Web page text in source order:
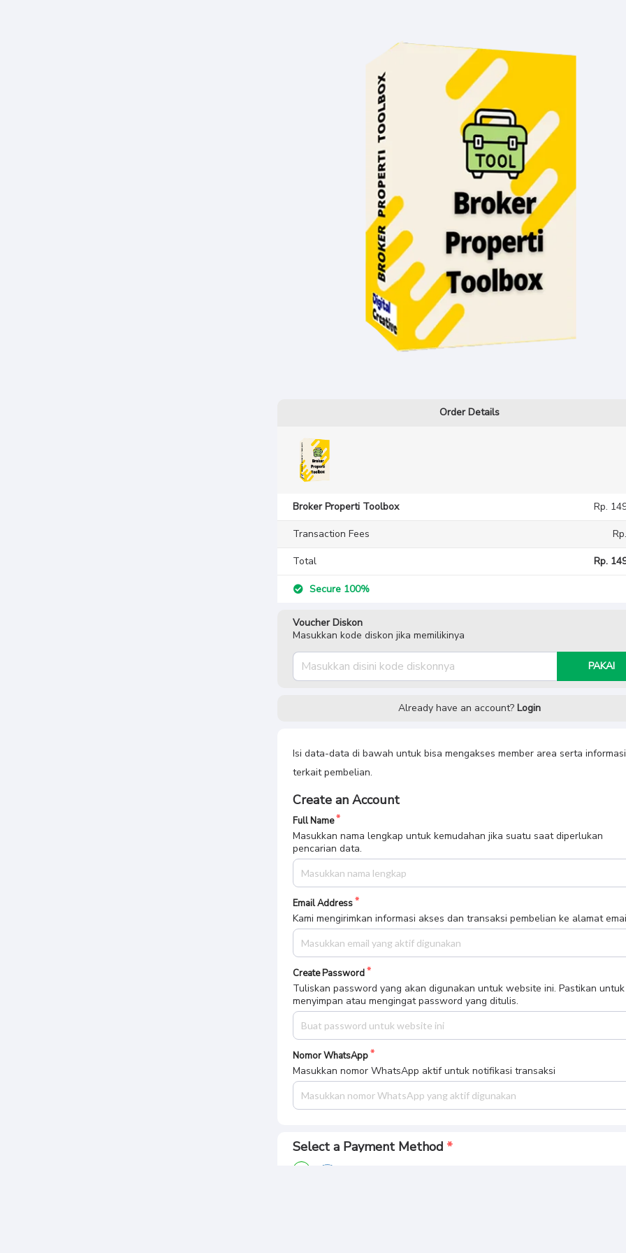
Order Details
Broker Properti Toolbox Rp.
Transaction Fees
Total Rp.
Secure 100%
Voucher Diskon
Masukkan kode diskon jika memilikinya
PAKAI
Already have an account? Login
Isi data-data di bawah untuk bisa mengakses member area serta informasi
terkait pembelian.
Create an Account
Full Name
Masukkan nama lengkap untuk kemudahan jika suatu saat diperlukan
pencarian data.
Email Address
Kami mengirimkan informasi akses dan transaksi pembelian ke alamat
Create Password
Tuliskan password yang akan digunakan untuk website ini. Pastikan untuk
menyimpan atau mengingat password yang ditulis.
Nomor WhatsApp
Masukkan nomor WhatsApp aktif untuk notifikasi transaksi
Select a Payment Method